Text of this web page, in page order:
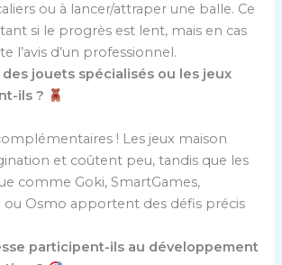
ou à lancer/attraper une balle. Ce
si le progrès est lent, mais en cas
l’avis d’un professionnel.
jouets spécialisés ou les jeux
ils ?
! Les jeux maison
et coûtent peu, tandis que les
comme Goki, SmartGames,
ou Osmo apportent des défis précis
participent-ils au développement